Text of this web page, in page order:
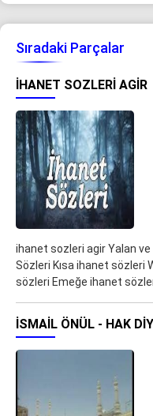
Sıradaki Parçalar
IHANET SOZLERI AGIR
ihanet sozleri agir Yalan
Sözleri Kısa ihanet sözleri
sözleri Emeğe ihanet
İSMAIL ÖNÜL - HAK